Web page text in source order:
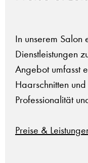
In unserem Salon
Dienstleistungen
Angebot umfasst
Haarschnitten
Professionalität
Preise &